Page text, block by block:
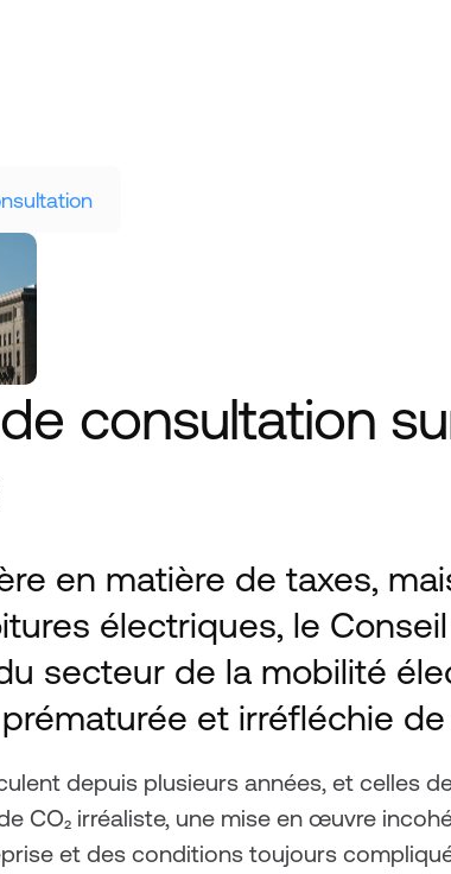
consultation
en matière de taxes,
électriques, le
secteur de la mobilité
et irréfléchie
depuis plusieurs années, et celles
CO₂ irréaliste, une mise en œuvre
et des conditions toujours